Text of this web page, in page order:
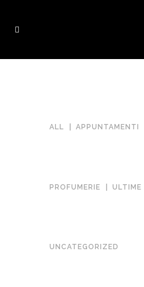
ALL APPUNTAMENTI
PROFUMERIE ULTIME
UNCATEGORIZED